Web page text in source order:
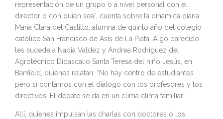
representación de un grupo o a nivel personal con el
director o con quien sea”, cuenta sobre la dinámica diaria
María Clara del Castillo, alumna de quinto año del colegio
católico San Francisco de Asís de La Plata. Algo parecido
les sucede a Nadia Valdez y Andrea Rodríguez del
Agrotécnico Didascalio Santa Teresa del niño Jesús, en
Banfield, quienes relatan: “No hay centro de estudiantes
pero sí contamos con el diálogo con los profesores y los
directivos. El debate se da en un clima clima familiar”.
Allí, quienes impulsan las charlas con doctores o los